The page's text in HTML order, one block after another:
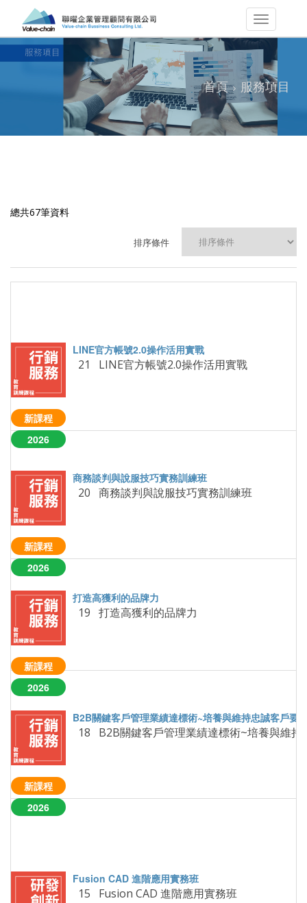
首頁 服務項目
總共67筆資料
排序條件
新課程
2026
21 LINE官方帳號2.0操作活用實戰
新課程
2026
20 商務談判與說服技巧實務訓練班
新課程
2026
19 打造高獲利的品牌力
新課程
2026
15 Fusion CAD 進階應用實務班